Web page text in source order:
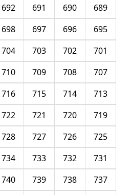
689
690
691
692
695
696
697
698
701
702
703
704
707
708
709
710
713
714
715
716
719
720
721
722
725
726
727
728
731
732
733
734
737
738
739
740